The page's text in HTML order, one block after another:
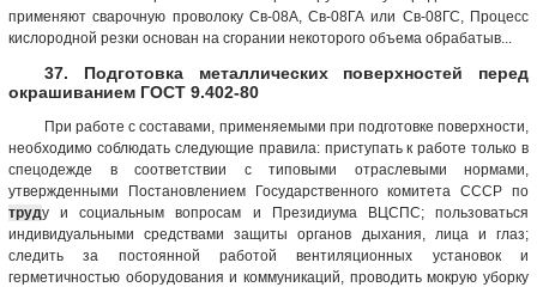
применяют сварочную проволоку Св-08А, Св-08ГА или Св-08ГС, Процесс
кислородной резки основан на сгорании некоторого объема обрабатыв...
37. Подготовка металлических поверхностей перед
окрашиванием ГОСТ 9.402-80
При работе с составами, применяемыми при подготовке поверхности,
необходимо соблюдать следующие правила: приступать к работе только в
спецодежде в соответствии с типовыми отраслевыми нормами,
утвержденными Постановлением Государственного комитета СССР по
труду и социальным вопросам и Президиума ВЦСПС; пользоваться
индивидуальными средствами защиты органов дыхания, лица и глаз;
следить за постоянной работой вентиляционных установок и
герметичностью оборудования и коммуникаций, проводить мокрую уборку